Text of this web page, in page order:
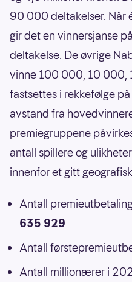
90 000 deltakelser. Når
gir det en vinnersjanse
deltakelse. De øvrige
vinne 100 000, 10 000,
fastsettes i rekkefølge
avstand fra
premiegruppene
antall spillere og
innenfor et gitt
Antall
635 929
Antall
Antall millionærer i